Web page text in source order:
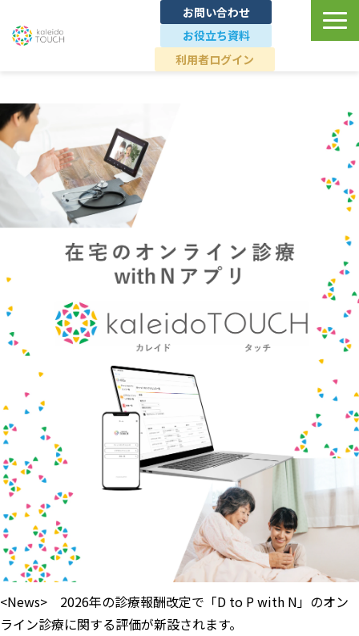
お問い合わせ
お役立ち資料
利用者ログイン
ユースケース
導入事例
料金プラン
ブランドへの想い
<News> 2026年の診療報酬改定で「D to P with N」のオン
ライン診療に関する評価が新設されます。